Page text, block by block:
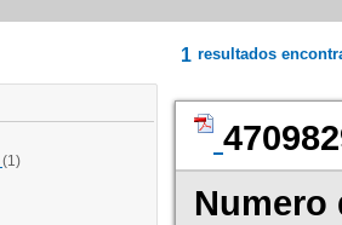
(1)
1 resultados
Numero